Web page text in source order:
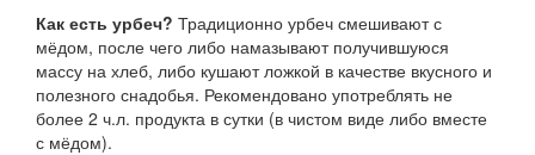
Как есть урбеч? Традиционно урбеч смешивают с
мёдом, после чего либо намазывают получившуюся
массу на хлеб, либо кушают ложкой в качестве вкусного и
полезного снадобья. Рекомендовано употреблять не
более 2 ч.л. продукта в сутки (в чистом виде либо вместе
с мёдом).